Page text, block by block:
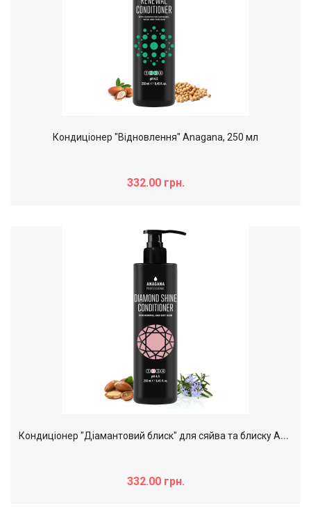
Кондиціонер "Відновлення" Anagana, 250 мл
332.00 грн.
К
ондиціонер "Дiамантовий блиск" для сяйва та блиску Anagana, 250 мл
332.00 грн.